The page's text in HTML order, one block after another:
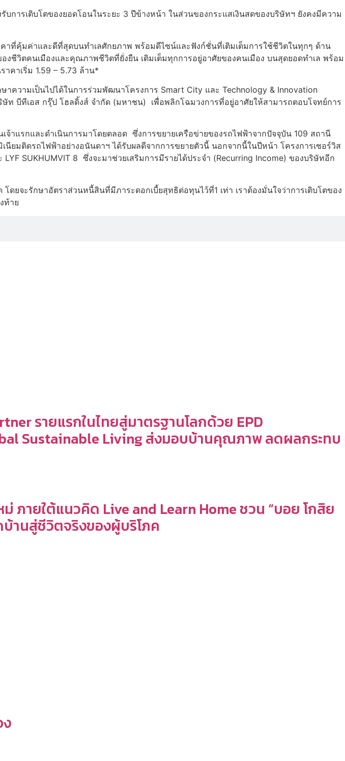
ารเติบโตของยอดโอนในระยะ 3 ปีข้างหน้า ในส่วนของกระแสเงินสดของบริษัทฯ ยังคงมีความ
าที่คุ้มค่าและดีที่สุดบนทำเลศักยภาพ พร้อมดีไซน์และฟังก์ชั่นที่เติมเต็มการใช้ชีวิตในทุกๆ ด้าน
งชีวิตคนเมืองและคุณภาพชีวิตที่ยั่งยืน เติมเต็มทุกการอยู่อาศัยของคนเมือง บนสุดยอดทำเล พร้อม
คาเริ่ม 1.59 – 5.73 ล้าน*
วามเป็นไปได้ในการร่วมพัฒนาโครงการ Smart City และ Technology & Innovation
ท บีทีเอส กรุ๊ป โฮลดิ้งส์ จำกัด (มหาชน) เพื่อพลิกโฉมวงการที่อยู่อาศัยให้สามารถตอบโจทย์การ
แรกและดำเนินการมาโดยตลอด ซึ่งการขยายเครือข่ายของรถไฟฟ้าจากปัจจุบัน 109 สถานี
ยมติดรถไฟฟ้าอย่างอนันดาฯ ได้รับผลดีจากการขยายตัวนี้ นอกจากนี้ในปีหน้า โครงการเซอร์วิส
SUKHUMVIT 8 ซึ่งจะมาช่วยเสริมการมีรายได้ประจำ (Recurring Income) ของบริษัทอีก
ดยจะรักษาอัตราส่วนหนี้สินที่มีภาระดอกเบี้ยสุทธิต่อทุนไว้ที่1 เท่า เราต้องมั่นใจว่าการเติบโตของ
ท้าย
รายแรกในไทยสู่มาตรฐานโลกด้วย EPD
Sustainable Living ส่งมอบบ้านคุณภาพ ลดผลกระทบ
ภายใต้แนวคิด Live and Learn Home ชวน “บอย โกสิย
บ้านสู่ชีวิตจริงของผู้บริโภค